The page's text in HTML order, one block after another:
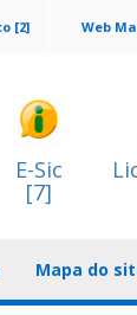
Web
[2]
E-Sic
[7]
Mapa do